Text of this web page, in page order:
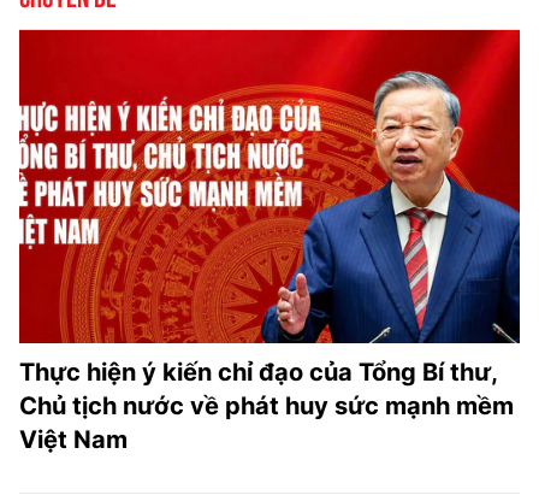
Thực hiện ý kiến chỉ đạo của Tổng Bí thư,
Chủ tịch nước về phát huy sức mạnh mềm
Việt Nam